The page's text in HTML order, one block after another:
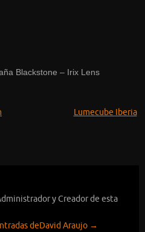
Blackstone – Irix Lens
Lumecube Iberia
y Creador de esta
deDavid Araujo →